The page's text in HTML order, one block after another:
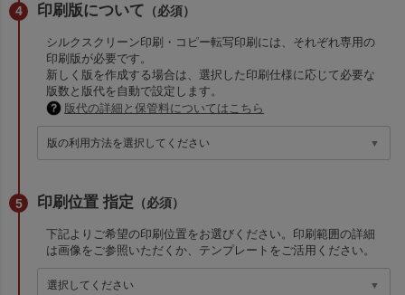
印刷版について （必須）
シルクスクリーン印刷・コピー転写印刷には、それぞれ専用の
印刷版が必要です。
新しく版を作成する場合は、選択した印刷仕様に応じて必要な
版数と版代を自動で設定します。
版代の詳細と保管料についてはこちら
印刷位置 指定 （必須）
下記よりご希望の印刷位置をお選びください。印刷範囲の詳細
は画像をご参照いただくか、テンプレートをご活用ください。